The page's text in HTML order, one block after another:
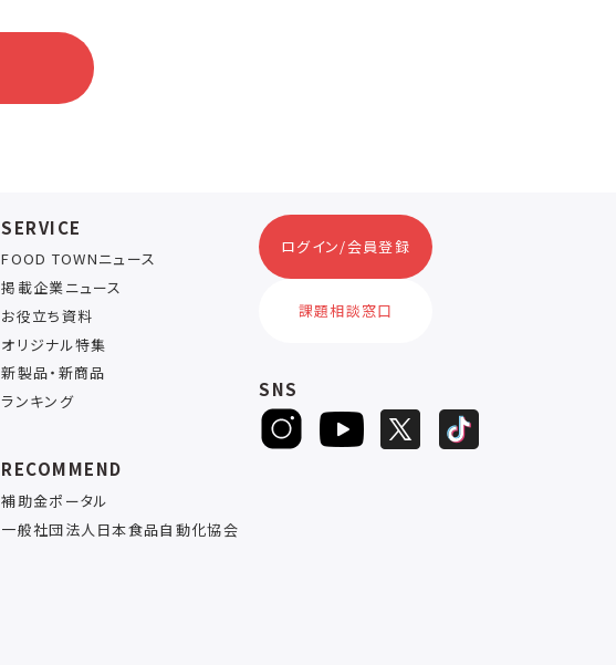
SERVICE
FOOD TOWNニュース
掲載企業ニュース
お役立ち資料
オリジナル特集
新製品・新商品
ランキング
RECOMMEND
補助金ポータル
一般社団法人日本食品自動化協会
ログイン/会員登録
課題相談窓口
SNS